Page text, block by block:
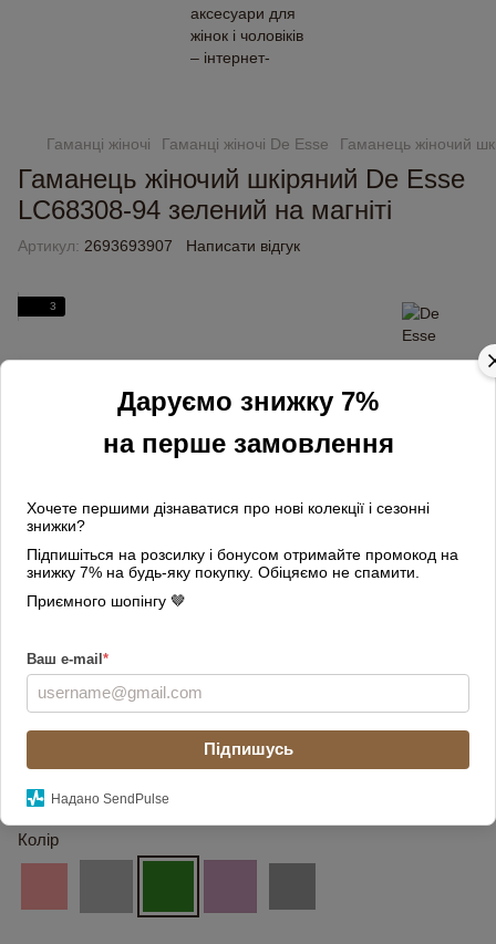
Даруємо знижку 7%
на перше замовлення
Хочете першими дізнаватися про нові колекції і сезонні
знижки?
Підпишіться на розсилку і бонусом отримайте промокод на
знижку 7% на будь-яку покупку. Обіцяємо не спамити.
Приємного шопінгу 🤎
Ваш e-mail*
Підпишусь
Надано SendPulse
Гаманці жіночі Гаманці жіночі De Esse Гаманець жіночий
Гаманець жіночий шкіряний De Esse
LC68308-94 зелений на магніті
Артикул: 2693693907 Написати відгук
3
Колір